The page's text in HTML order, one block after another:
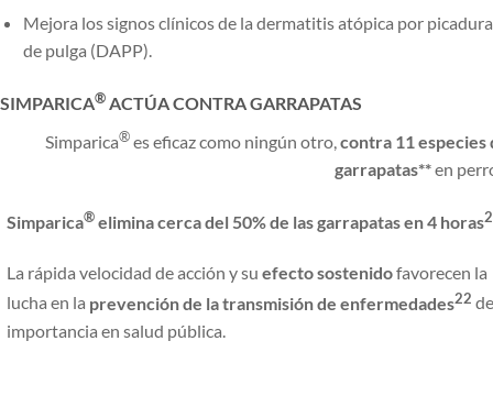
Mejora los signos clínicos de la dermatitis atópica por picadura
de pulga (DAPP).
SIMPARICA®ACTÚA CONTRA GARRAPATAS
Simparica®es eficaz como ningún otro,contra 11 especies
garrapatas**en
Simparica®elimina cerca del 50% de las garrapatas en 4 horas
La rápida velocidad de acción y su efecto sostenidofavorecen la
lucha en la prevención de la transmisión de enfermedades22 de
importancia en salud pública.